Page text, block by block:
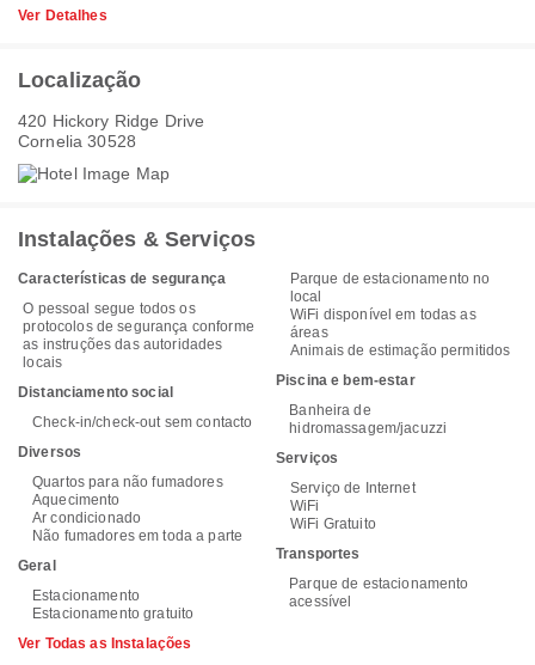
Ver Detalhes
Localização
420 Hickory Ridge Drive
Cornelia 30528
Instalações & Serviços
Características de segurança
O pessoal segue todos os
protocolos de segurança conforme
as instruções das autoridades
locais
Distanciamento social
Check-in/check-out sem contacto
Diversos
Quartos para não fumadores
Aquecimento
Ar condicionado
Não fumadores em toda a parte
Geral
Estacionamento
Estacionamento gratuito
Parque de estacionamento no
local
WiFi disponível em todas as
áreas
Animais de estimação permitidos
Piscina e bem-estar
Banheira de
hidromassagem/jacuzzi
Serviços
Serviço de Internet
WiFi
WiFi Gratuito
Transportes
Parque de estacionamento
acessível
Ver Todas as Instalações